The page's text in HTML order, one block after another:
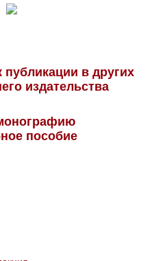
в других
издательства
пособие